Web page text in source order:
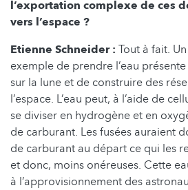
l’exportation complexe de ces
vers l’espace ?
Etienne Schneider : Tout à fait.
exemple de prendre l’eau
sur la lune et de construire des
l’espace. L’eau peut, à l’aide de
se diviser en hydrogène et en
de carburant. Les fusées auraient
de carburant au départ ce qui les
et donc, moins onéreuses. Cette
à l’approvisionnement des